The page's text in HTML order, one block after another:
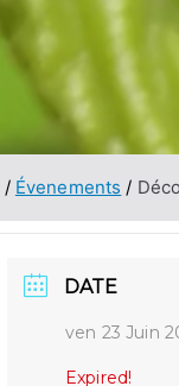
Évenements
DATE
ven 23 Juin
Expired!